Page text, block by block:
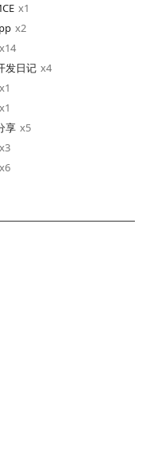
1
2
14
发日记
4
1
1
享
5
3
6